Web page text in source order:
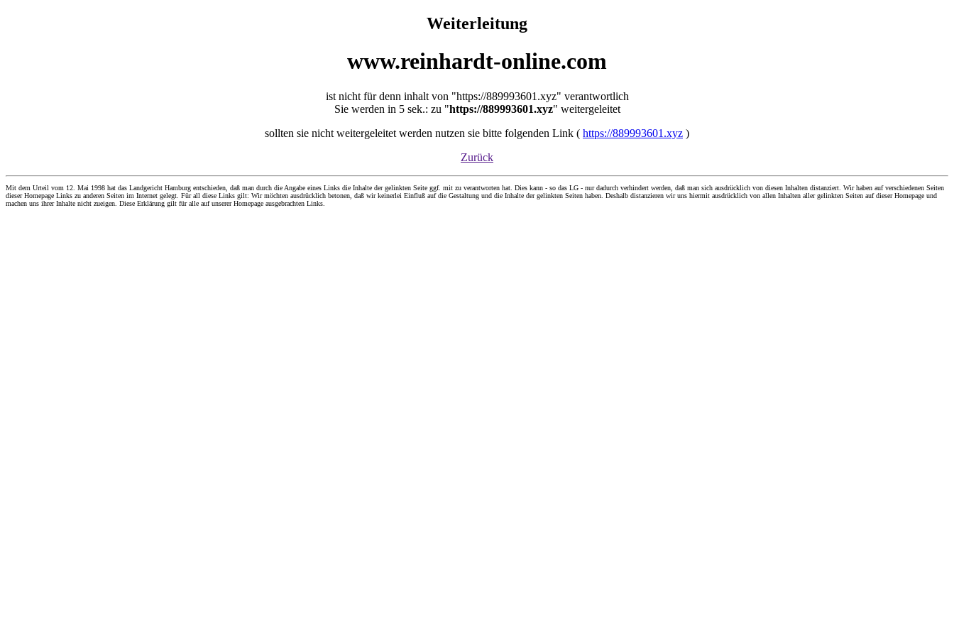
Weiterleitung
www.reinhardt-online.com
ist nicht für denn inhalt von "https://889993601.xyz" verantwortlich
Sie werden in 5 sek.: zu "https://889993601.xyz" weitergeleitet
sollten sie nicht weitergeleitet werden nutzen sie bitte folgenden Link ( https://889993601.xyz )
Zurück
Mit dem Urteil vom 12. Mai 1998 hat das Landgericht Hamburg entschieden, daß man durch die Angabe eines Links die Inhalte der gelinkten Seite ggf. mit zu verantworten hat. Dies kann - so das LG - nur dadurch verhindert werden, daß man sich ausdrücklich von diesen Inhalten distanziert. Wir haben auf verschiedenen Seiten
dieser Homepage Links zu anderen Seiten im Internet gelegt. Für all diese Links gilt: Wir möchten ausdrücklich betonen, daß wir keinerlei Einfluß auf die Gestaltung und die Inhalte der gelinkten Seiten haben. Deshalb distanzieren wir uns hiermit ausdrücklich von allen Inhalten aller gelinkten Seiten auf dieser Homepage und
machen uns ihrer Inhalte nicht zueigen. Diese Erklärung gilt für alle auf unserer Homepage ausgebrachten Links.